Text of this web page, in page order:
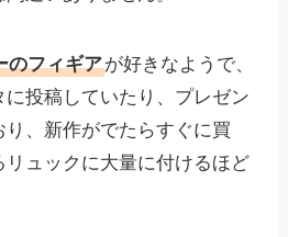
のフィギアが好きなようで、
投稿していたり、プレゼン
り、新作がでたらすぐに買
ュックに大量に付けるほど